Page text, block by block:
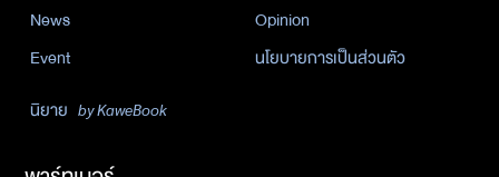
News
Opinion
Event
นโยบายการเป็นส่วนตัว
นิยาย by KaweBook